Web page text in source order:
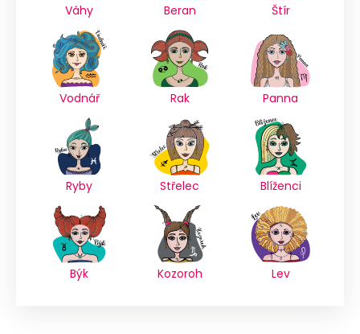
Váhy Beran Štír
Vodnář Rak Panna
Ryby Střelec Blíženci
Býk Kozoroh Lev